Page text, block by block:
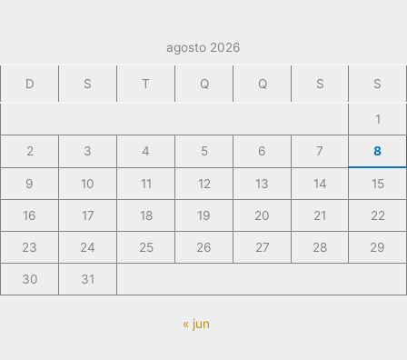
agosto 2026
D S T Q Q S S
1
2 3 4 5 6 7 8
9 10 11 12 13 14 15
16 17 18 19 20 21 22
23 24 25 26 27 28 29
30 31
« jun